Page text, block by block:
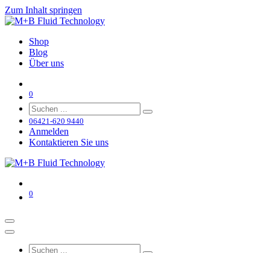
Zum Inhalt springen
Shop
Blog
Über uns
0
06421-620 9440
Anmelden
Kontaktieren Sie uns
0